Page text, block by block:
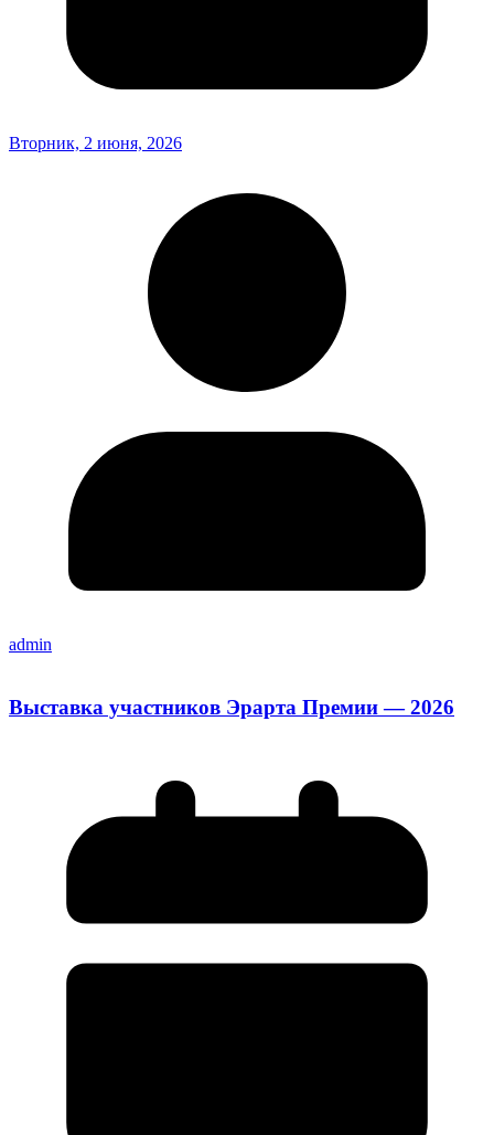
Вторник, 2 июня, 2026
admin
Выставка участников Эрарта Премии — 2026